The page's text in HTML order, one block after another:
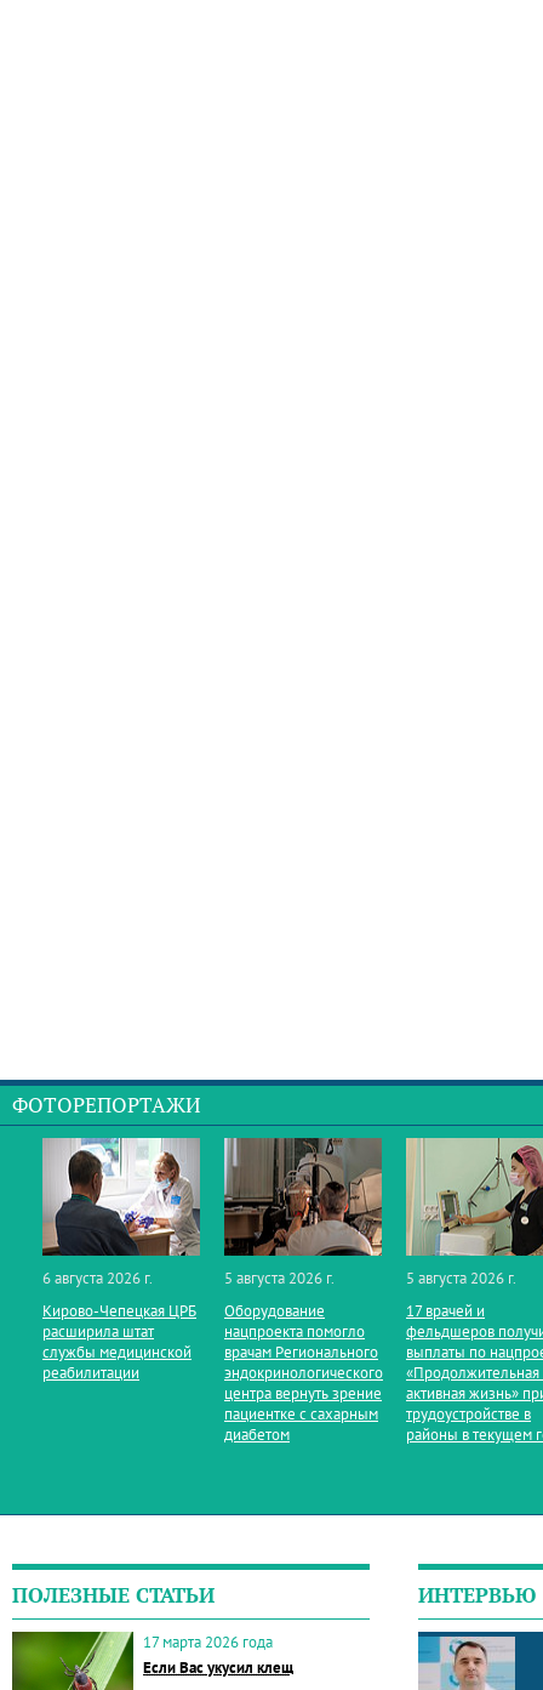
ФОТОРЕПОРТАЖИ
6 августа 2026 г.
Кирово‑Чепецкая ЦРБ
расширила штат
службы медицинской
реабилитации
5 августа 2026 г.
Оборудование
нацпроекта помогло
врачам Регионального
эндокринологического
центра вернуть зрение
пациентке с сахарным
диабетом
5 августа 2026 г.
17 врачей и
фельдшеров
выплаты по
«Продолжительная
активная жизнь»
трудоустройстве в
районы в текущем
ПОЛЕЗНЫЕ СТАТЬИ
17 марта 2026 года
Если Вас укусил клещ
ИНТЕРВЬЮ